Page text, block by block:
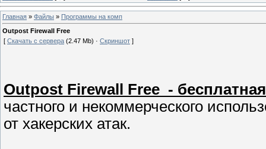
Главная » Файлы » Программы на комп
Outpost Firewall Free
[ Скачать с сервера (2.47 Mb) · Скриншот ]
Outpost Firewall Free -
частного и некоммерческого
от хакерских атак.